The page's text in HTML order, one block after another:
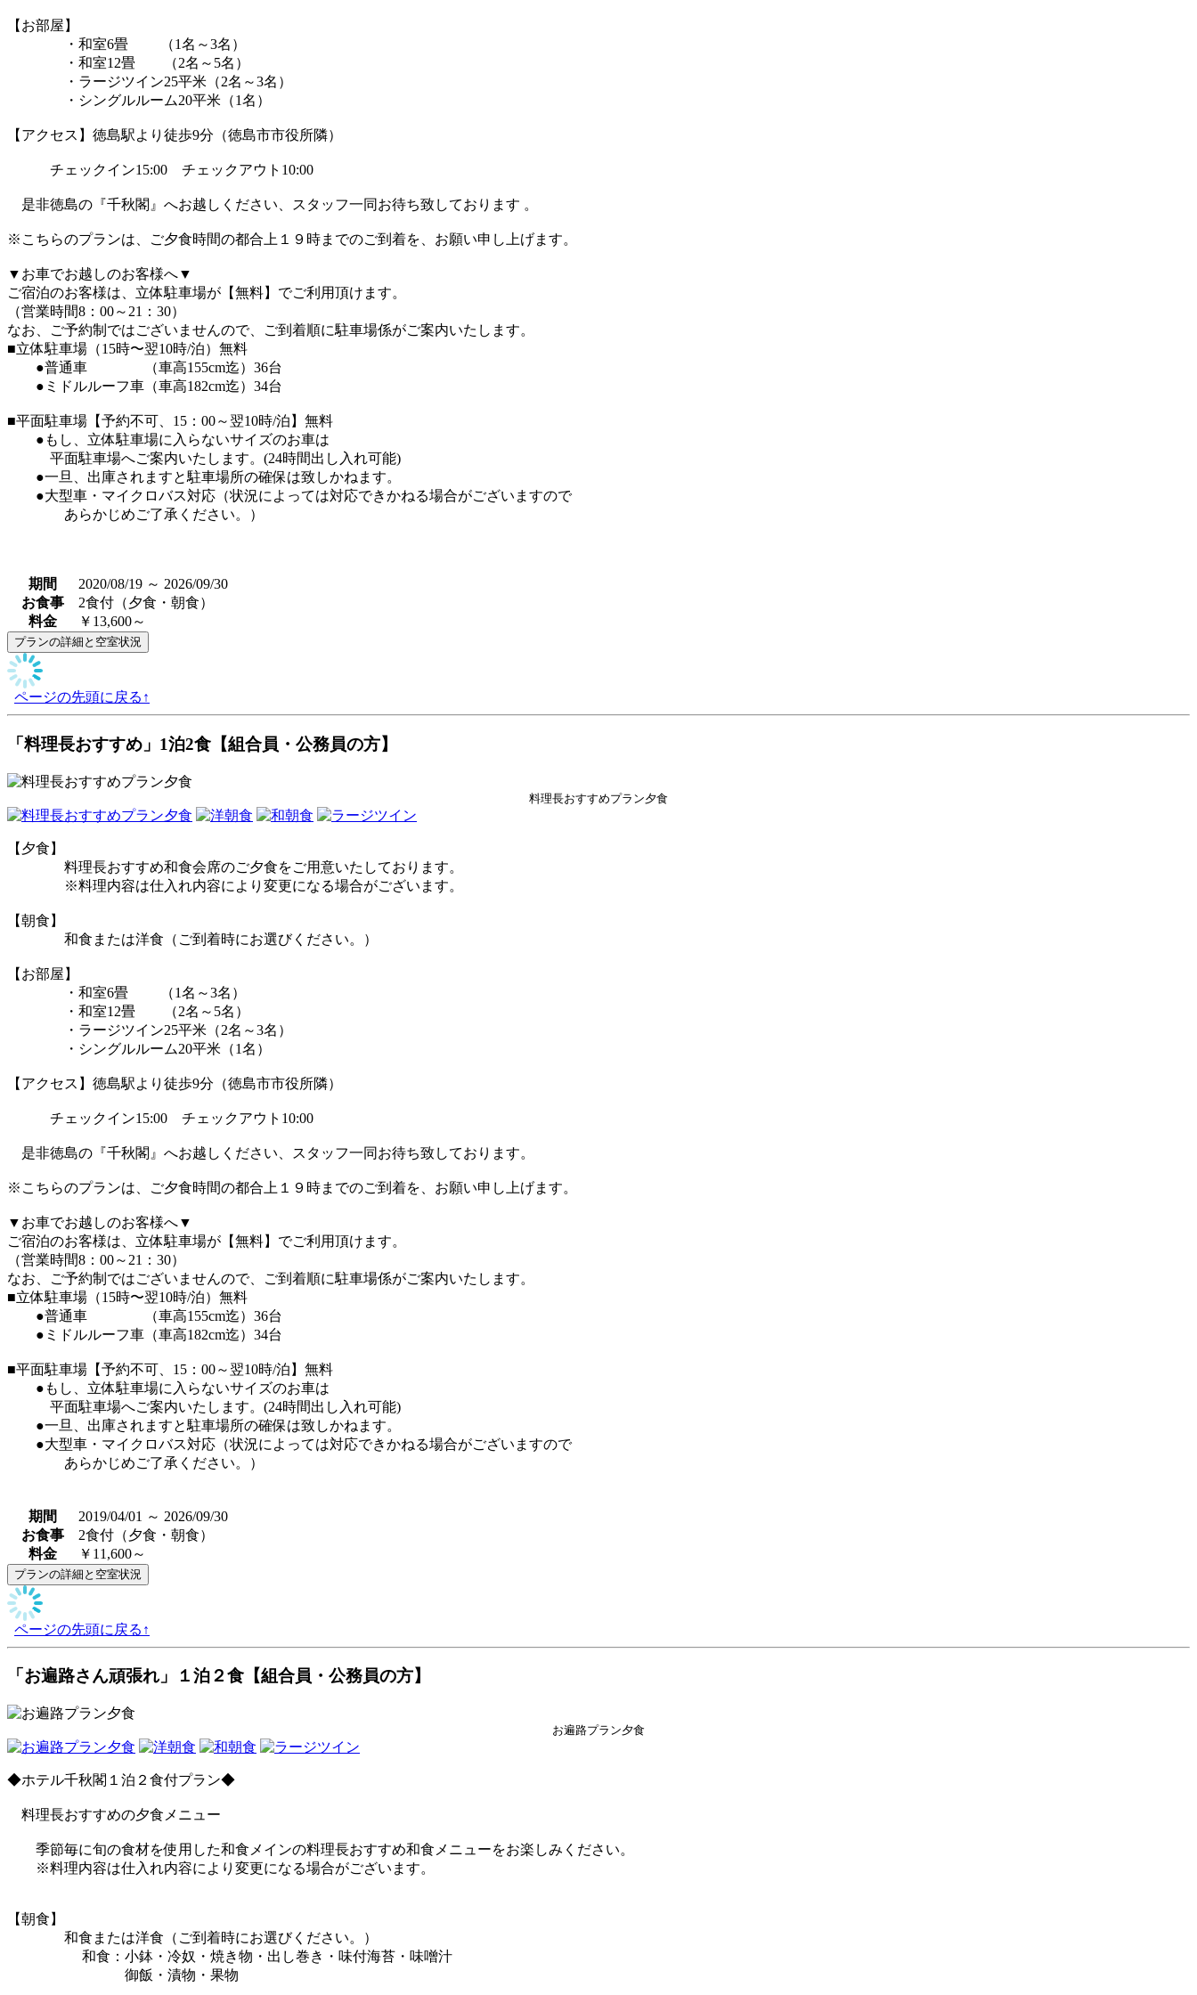
【お部屋】
・和室6畳 （1名～3名）
・和室12畳 （2名～5名）
・ラージツイン25平米（2名～3名）
・シングルルーム20平米（1名）
【アクセス】徳島駅より徒歩9分（徳島市市役所隣）
チェックイン15:00 チェックアウト10:00
是非徳島の『千秋閣』へお越しください、スタッフ一同お待ち致しております 。
※こちらのプランは、ご夕食時間の都合上１９時までのご到着を、お願い申し上げます。
▼お車でお越しのお客様へ▼
ご宿泊のお客様は、立体駐車場が【無料】でご利用頂けます。
（営業時間8：00～21：30）
なお、ご予約制ではございませんので、ご到着順に駐車場係がご案内いたします。
■立体駐車場（15時〜翌10時/泊）無料
●普通車 （車高155cm迄）36台
●ミドルルーフ車（車高182cm迄）34台
■平面駐車場【予約不可、15：00～翌10時/泊】無料
●もし、立体駐車場に入らないサイズのお車は
平面駐車場へご案内いたします。(24時間出し入れ可能)
●一旦、出庫されますと駐車場所の確保は致しかねます。
●大型車・マイクロバス対応（状況によっては対応できかねる場合がございますので
あらかじめご了承ください。）
期間
2020/08/19 ～ 2026/09/30
お食事
2食付（夕食・朝食）
料金
￥13,600～
ページの先頭に戻る↑
「料理長おすすめ」1泊2食【組合員・公務員の方】
料理長おすすめプラン夕食
【夕食】
料理長おすすめ和食会席のご夕食をご用意いたしております。
※料理内容は仕入れ内容により変更になる場合がございます。
【朝食】
和食または洋食（ご到着時にお選びください。）
【お部屋】
・和室6畳 （1名～3名）
・和室12畳 （2名～5名）
・ラージツイン25平米（2名～3名）
・シングルルーム20平米（1名）
【アクセス】徳島駅より徒歩9分（徳島市市役所隣）
チェックイン15:00 チェックアウト10:00
是非徳島の『千秋閣』へお越しください、スタッフ一同お待ち致しております。
※こちらのプランは、ご夕食時間の都合上１９時までのご到着を、お願い申し上げます。
▼お車でお越しのお客様へ▼
ご宿泊のお客様は、立体駐車場が【無料】でご利用頂けます。
（営業時間8：00～21：30）
なお、ご予約制ではございませんので、ご到着順に駐車場係がご案内いたします。
■立体駐車場（15時〜翌10時/泊）無料
●普通車 （車高155cm迄）36台
●ミドルルーフ車（車高182cm迄）34台
■平面駐車場【予約不可、15：00～翌10時/泊】無料
●もし、立体駐車場に入らないサイズのお車は
平面駐車場へご案内いたします。(24時間出し入れ可能)
●一旦、出庫されますと駐車場所の確保は致しかねます。
●大型車・マイクロバス対応（状況によっては対応できかねる場合がございますので
あらかじめご了承ください。）
期間
2019/04/01 ～ 2026/09/30
お食事
2食付（夕食・朝食）
料金
￥11,600～
ページの先頭に戻る↑
「お遍路さん頑張れ」１泊２食【組合員・公務員の方】
お遍路プラン夕食
◆ホテル千秋閣１泊２食付プラン◆
料理長おすすめの夕食メニュー
季節毎に旬の食材を使用した和食メインの料理長おすすめ和食メニューをお楽しみください。
※料理内容は仕入れ内容により変更になる場合がございます。
【朝食】
和食または洋食（ご到着時にお選びください。）
和食：小鉢・冷奴・焼き物・出し巻き・味付海苔・味噌汁
御飯・漬物・果物